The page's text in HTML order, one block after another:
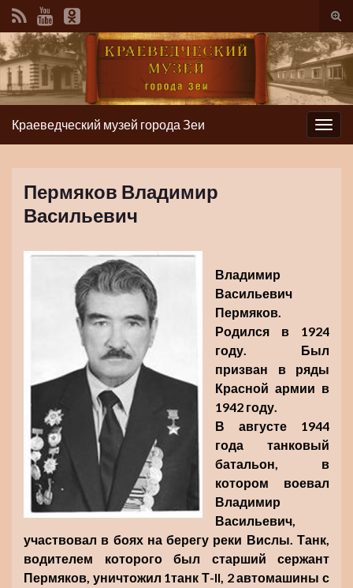
Вкл/
Вкл/
выкл
Краеведческий музей города Зеи
Пермяков Владимир
Васильевич
Владимир
Васильевич
Пермяков.
Родился в 1924
году. Был
призван в ряды
Красной армии в
1942 году.
В августе 1944
года танковый
батальон, в
котором воевал
Владимир
Васильевич,
участвовал в боях на берегу реки Вислы. Танк,
водителем которого был старший сержант
Пермяков, уничтожил 1танк Т-II, 2 автомашины с